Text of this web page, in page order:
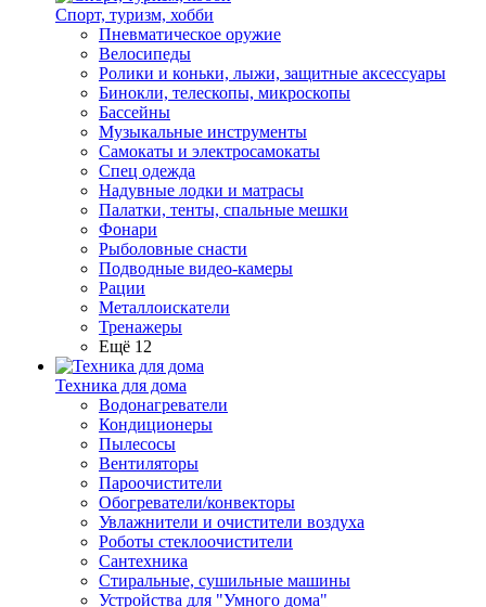
Спорт, туризм, хобби
Пневматическое оружие
Велосипеды
Ролики и коньки, лыжи, защитные аксессуары
Бинокли, телескопы, микроскопы
Бассейны
Музыкальные инструменты
Самокаты и электросамокаты
Спец одежда
Надувные лодки и матрасы
Палатки, тенты, спальные мешки
Фонари
Рыболовные снасти
Подводные видео-камеры
Рации
Металлоискатели
Тренажеры
Ещё 12
Техника для дома
Водонагреватели
Кондиционеры
Пылесосы
Вентиляторы
Пароочистители
Обогреватели/конвекторы
Увлажнители и очистители воздуха
Роботы стеклоочистители
Сантехника
Стиральные, сушильные машины
Устройства для "Умного дома"